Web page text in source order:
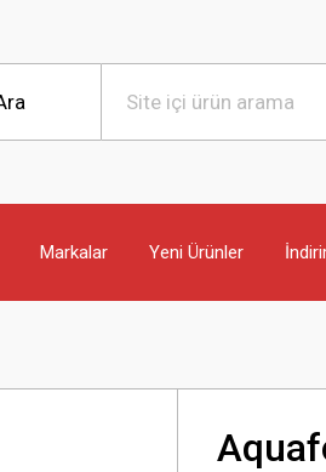
Markalar Yeni Ürünler